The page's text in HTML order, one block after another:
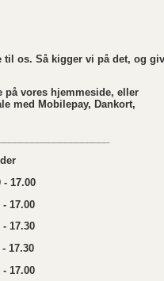
os. Så kigger vi på det, og
på vores hjemmeside, eller
med Mobilepay, Dankort,
17.00
17.00
17.30
17.30
17.00